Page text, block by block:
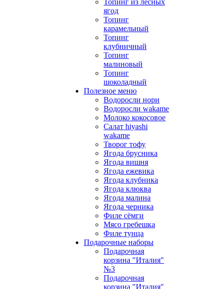
Топинг из лесных
ягод
Топинг
карамельный
Топинг
клубничный
Топинг
малиновый
Топинг
шоколадный
Полезное меню
Водоросли нори
Водоросли wakame
Молоко кокосовое
Салат hiyashi
wakame
Творог тофу
Ягода брусника
Ягода вишня
Ягода ежевика
Ягода клубника
Ягода клюква
Ягода малина
Ягода черника
Филе сёмги
Мясо гребешка
Филе тунца
Подарочные наборы
Подарочная
корзина "Италия"
№3
Подарочная
корзина "Италия"